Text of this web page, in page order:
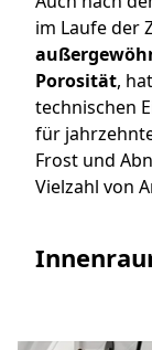
im Laufe der
Porosität,
technischen
für
Frost und
Vielzahl von